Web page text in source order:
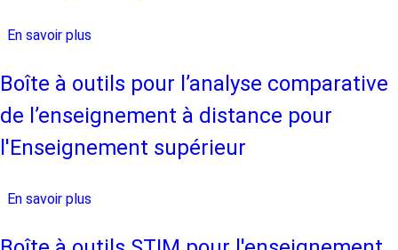
En savoir plus
à
pour
l’analyse
Boîte à outils pour l’analyse comparative
de l’enseignement à distance pour
l'Enseignement supérieur
En savoir plus
à